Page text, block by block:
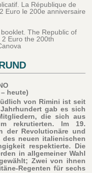
La République de
Euro le 200e anniversaire
The Republic of
Euro the 200th
heute)
von Rimini ist seit
gab es sich
die sich aus
rekrutierten. Im 19.
der Revolutionäre und
neuen italienischen
respektierte. Die
in allgemeiner Wahl
Zwei von ihnen
Regenten für sechs